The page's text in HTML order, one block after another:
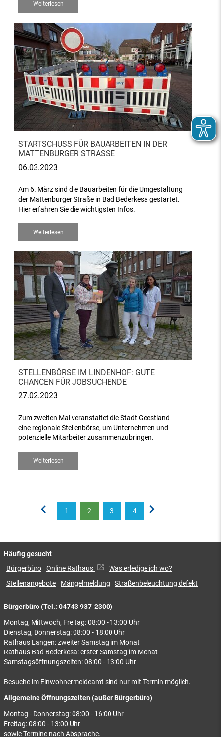
Weiterlesen
STARTSCHUSS FÜR BAUARBEITEN IN DER
MATTENBURGER STRASSE
06.03.2023
Am 6. März sind die Bauarbeiten für die Umgestaltung
der Mattenburger Straße in Bad Bederkesa gestartet.
Hier erfahren Sie die wichtigsten Infos.
Weiterlesen
STELLENBÖRSE IM LINDENHOF: GUTE
CHANCEN FÜR JOBSUCHENDE
27.02.2023
Zum zweiten Mal veranstaltet die Stadt Geestland
eine regionale Stellenbörse, um Unternehmen und
potenzielle Mitarbeiter zusammenzubringen.
Weiterlesen
1 2 3 4
Bürgerbüro (Tel.: 04743 937-2300)
Montag, Mittwoch, Freitag: 08:00 - 13:00 Uhr
Dienstag, Donnerstag: 08:00 - 18:00 Uhr
Rathaus Langen: zweiter Samstag im Monat
Rathaus Bad Bederkesa: erster Samstag im Monat
Samstagsöffnungszeiten: 08:00 - 13:00 Uhr
Besuche im Einwohnermeldeamt sind nur mit Termin möglich.
Allgemeine Öffnungszeiten (außer Bürgerbüro)
Montag - Donnerstag: 08:00 - 16:00 Uhr
Freitag: 08:00 - 13:00 Uhr
sowie Termine nach Absprache.
Häufig gesucht
Bürgerbüro Online Rathaus
Was erledige ich wo?
Stellenangebote
Mängelmeldung Straßenbeleuchtung defekt